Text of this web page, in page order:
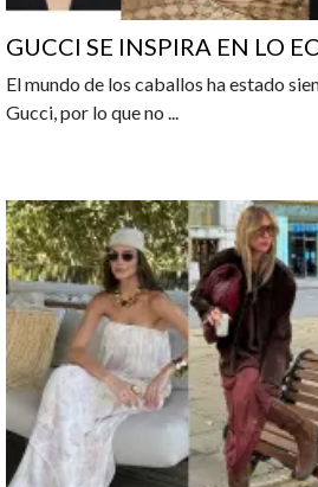
GUCCI SE INSPIRA EN LO
El mundo de los caballos ha estado
Gucci, por lo que no